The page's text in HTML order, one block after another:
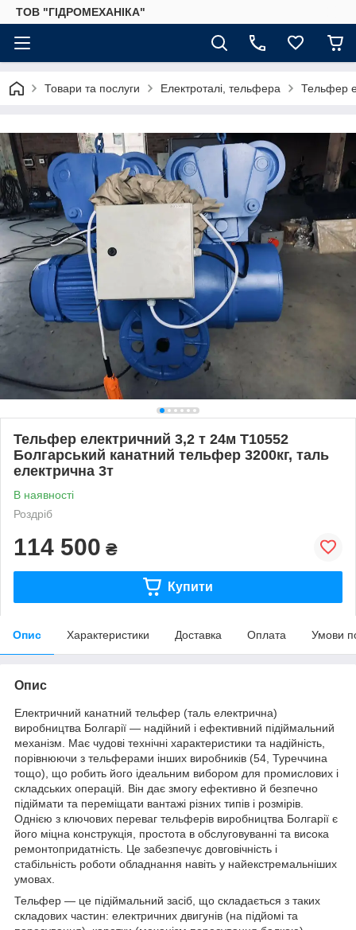
ТОВ "ГІДРОМЕХАНІКА"
Товари та послуги Електроталі, тельфера Тельфер
Тельфер електричний 3,2 т 24м Т10552
Болгарський канатний тельфер 3200кг, таль
електрична 3т
В наявності
Роздріб
114 500 ₴
Купити
Опис Характеристики Доставка Оплата Умови
Опис
Електричний канатний тельфер (таль електрична)
виробництва Болгарії — надійний і ефективний підіймальний
механізм. Має чудові технічні характеристики та надійність,
порівнюючи з тельферами інших виробників (54, Туреччина
тощо), що робить його ідеальним вибором для промислових і
складських операцій. Він дає змогу ефективно й безпечно
підіймати та переміщати вантажі різних типів і розмірів.
Однією з ключових переваг тельферів виробництва Болгарії є
його міцна конструкція, простота в обслуговуванні та висока
ремонтопридатність. Це забезпечує довговічність і
стабільність роботи обладнання навіть у найекстремальніших
умовах.
Тельфер — це підіймальний засіб, що складається з таких
складових частин: електричних двигунів (на підйомі та